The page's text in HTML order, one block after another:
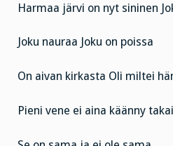
Harmaa järvi on nyt sininen
Joku nauraa Joku on poissa
On aivan kirkasta Oli miltei
Pieni vene ei aina käänny